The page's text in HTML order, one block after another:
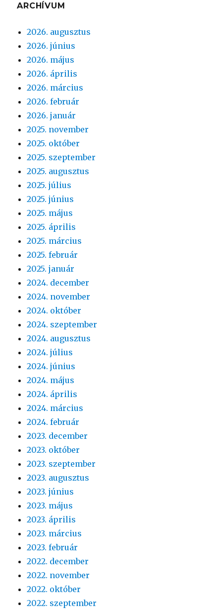
ARCHÍVUM
2026. augusztus
2026. június
2026. május
2026. április
2026. március
2026. február
2026. január
2025. november
2025. október
2025. szeptember
2025. augusztus
2025. július
2025. június
2025. május
2025. április
2025. március
2025. február
2025. január
2024. december
2024. november
2024. október
2024. szeptember
2024. augusztus
2024. július
2024. június
2024. május
2024. április
2024. március
2024. február
2023. december
2023. október
2023. szeptember
2023. augusztus
2023. június
2023. május
2023. április
2023. március
2023. február
2022. december
2022. november
2022. október
2022. szeptember